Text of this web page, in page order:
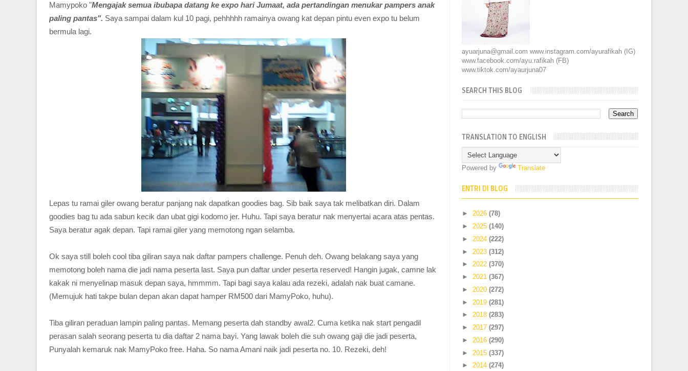
Mamypoko "Mengajak semua ibubapa datang ke expo hari Jumaat, ada pertandingan menukar pampers anak
paling pantas". Saya sampai dalam kul 10 pagi, pehhhhh ramainya owang kat depan pintu even expo tu belum
bermula lagi.
Lepas tu ramai giler owang beratur panjang nak dapatkan goodies bag. Sib baik saya tak melibatkan diri. Dalam
goodies bag tu ada sabun kecik dan ubat gigi kodomo jer. Huhu. Tapi saya beratur nak menyertai acara atas pentas.
Saya beratur agak depan. Tapi ramai giler yang memotong ngan selamba.
Ok saya still boleh cool tiba giliran saya nak daftar pampers challenge. Penuh deh. Owang belakang saya yang
memotong boleh nama die jadi nama peserta last. Saya pun daftar under peserta reserved! Hangin jugak, camne lak
kakak ni menyelinap masuk depan saya, hmmmm. Tapi bagi saya kalau ada rezeki, adalah nak buat camane.
(Memujuk hati takpe bulan depan akan dapat hamper RM500 dari MamyPoko, huhu).
Tiba giliran peraduan lampin paling pantas. Memang peserta dah standby awal2. Cuma ketika nak start pengadil
perasan salah seorang peserta tu dia daftar 2 nama bayi. Yang lawak boleh die suh owang gaji die jadi peserta,
Punyalah kemaruk nak MamyPoko free. Haha. So nama Amani naik jadi peserta no. 10. Rezeki, deh!
ayuarjuna@gmail.com www.instagram.com/ayurafikah (IG)
www.facebook.com/ayu.rafikah (FB)
www.tiktok.com/ayaurjuna07
SEARCH THIS BLOG
TRANSLATION TO ENGLISH
Powered by Translate
ENTRI DI BLOG
►2026(78)
►2025(140)
► 2024(222)
► 2023(312)
►2022(370)
►2021(367)
► 2020(272)
► 2019(281)
►2018(283)
►2017(297)
► 2016(290)
► 2015(337)
►2014(274)